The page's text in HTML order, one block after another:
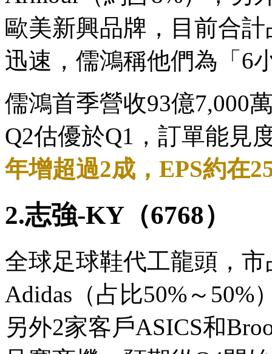
歐美新興品牌，目前合
迅速，儒鴻稱他們為「6
儒鴻首季營收93億7,000
Q2估優於Q1，訂單能見
年增超過2成，EPS約在
2.志強-KY（6768）
全球足球鞋代工龍頭，
Adidas（占比50%～50%
另外2家客戶ASICS和